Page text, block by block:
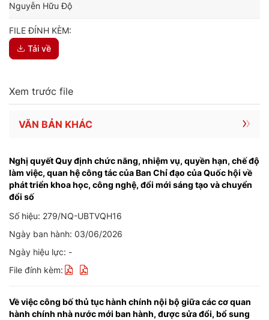
Nguyễn Hữu Độ
FILE ĐÍNH KÈM:
Tải về
Xem trước file
VĂN BẢN KHÁC
Nghị quyết Quy định chức năng, nhiệm vụ, quyền hạn, chế độ
làm việc, quan hệ công tác của Ban Chỉ đạo của Quốc hội về
phát triển khoa học, công nghệ, đổi mới sáng tạo và chuyển
đổi số
Số hiệu: 279/NQ-UBTVQH16
Ngày ban hành: 03/06/2026
Ngày hiệu lực: -
File đính kèm:
Về việc công bố thủ tục hành chính nội bộ giữa các cơ quan
hành chính nhà nước mới ban hành, được sửa đổi, bổ sung